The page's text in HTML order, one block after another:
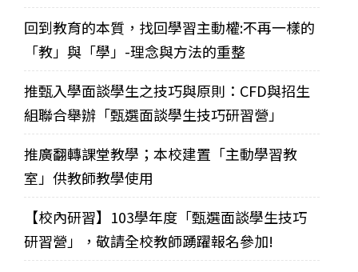
回到教育的本質，找回學習主動權:不再一樣的
「教」與「學」-理念與方法的重整
推甄入學面談學生之技巧與原則：CFD與招生
組聯合舉辦「甄選面談學生技巧研習營」
推廣翻轉課堂教學；本校建置「主動學習教
室」供教師教學使用
【校內研習】103學年度「甄選面談學生技巧
研習營」，敬請全校教師踴躍報名參加!